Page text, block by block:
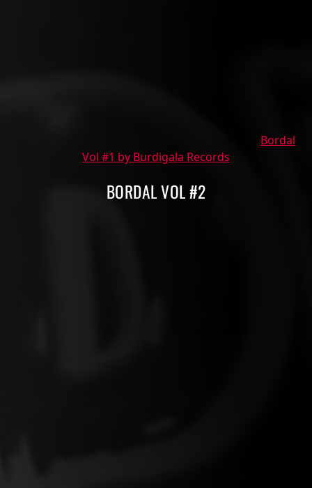
Bordal
Vol #1 by Burdigala Records
BORDAL VOL #2